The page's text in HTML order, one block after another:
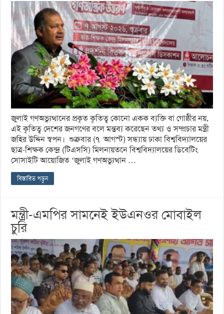
জুলাই গণঅভ্যুত্থানের প্রকৃত কৃতিত্ব কোনো একক ব্যক্তি বা গোষ্ঠীর নয়,
এই কৃতিত্ব দেশের জনগণের বলে মন্তব্য করেছেন তথ্য ও সম্প্রচার মন্ত্রী
জহির উদ্দিন স্বপন। শুক্রবার (৭ আগস্ট) সন্ধ্যায় ঢাকা বিশ্ববিদ্যালয়ের
ছাত্র-শিক্ষক কেন্দ্র (টিএসসি) মিলনায়তনে বিশ্ববিদ্যালয়ের ডিবেটিং
সোসাইটি আয়োজিত ‘জুলাই গণঅভ্যুত্থান …
বিস্তারিত পড়ুন
মন্ত্রী-এমপির সামনেই ইউএনওর মোবাইল
চুরি